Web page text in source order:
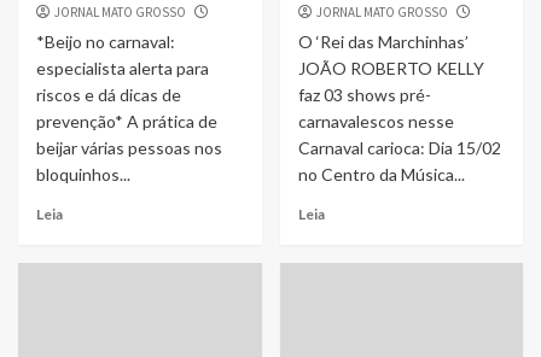
JORNAL MATO GROSSO
*Beijo no carnaval:
especialista alerta para
riscos e dá dicas de
prevenção* A prática de
beijar várias pessoas nos
bloquinhos...
Leia
JORNAL MATO GROSSO
O ‘Rei das Marchinhas’
JOÃO ROBERTO KELLY
faz 03 shows pré-
carnavalescos nesse
Carnaval carioca: Dia 15/02
no Centro da Música...
Leia